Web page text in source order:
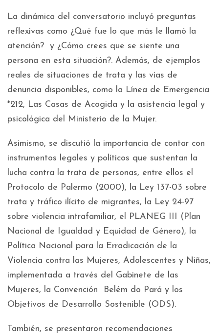
La dinámica del conversatorio incluyó preguntas
reflexivas como ¿Qué fue lo que más le llamó la
atención? y ¿Cómo crees que se siente una
persona en esta situación?. Además, de ejemplos
reales de situaciones de trata y las vías de
denuncia disponibles, como la Línea de Emergencia
*212, Las Casas de Acogida y la asistencia legal y
psicológica del Ministerio de la Mujer.
Asimismo, se discutió la importancia de contar con
instrumentos legales y políticos que sustentan la
lucha contra la trata de personas, entre ellos el
Protocolo de Palermo (2000), la Ley 137-03 sobre
trata y tráfico ilícito de migrantes, la Ley 24-97
sobre violencia intrafamiliar, el PLANEG III (Plan
Nacional de Igualdad y Equidad de Género), la
Política Nacional para la Erradicación de la
Violencia contra las Mujeres, Adolescentes y Niñas,
implementada a través del Gabinete de las
Mujeres, la Convención Belém do Pará y los
Objetivos de Desarrollo Sostenible (ODS).
También, se presentaron recomendaciones